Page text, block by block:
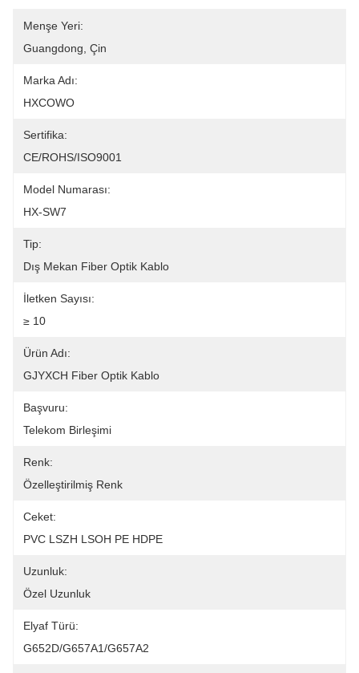
Menşe Yeri:
Guangdong, Çin
Marka Adı:
HXCOWO
Sertifika:
CE/ROHS/ISO9001
Model Numarası:
HX-SW7
Tip:
Dış Mekan Fiber Optik Kablo
İletken Sayısı:
≥ 10
Ürün Adı:
GJYXCH Fiber Optik Kablo
Başvuru:
Telekom Birleşimi
Renk:
Özelleştirilmiş Renk
Ceket:
PVC LSZH LSOH PE HDPE
Uzunluk:
Özel Uzunluk
Elyaf Türü:
G652D/G657A1/G657A2